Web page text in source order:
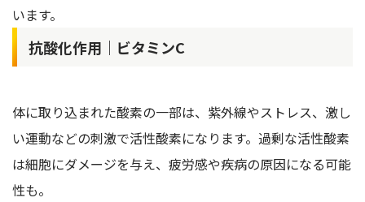
います。
抗酸化作用｜ビタミンC
体に取り込まれた酸素の一部は、紫外線やストレス、激し
い運動などの刺激で活性酸素になります。過剰な活性酸素
は細胞にダメージを与え、疲労感や疾病の原因になる可能
性も。